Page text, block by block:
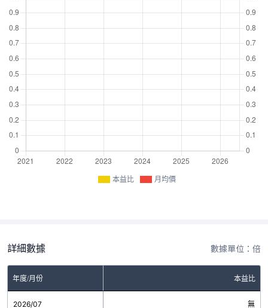
本益比 月均價
詳細數據 數據單位：倍
年度/月份 本益比
2026/07 無